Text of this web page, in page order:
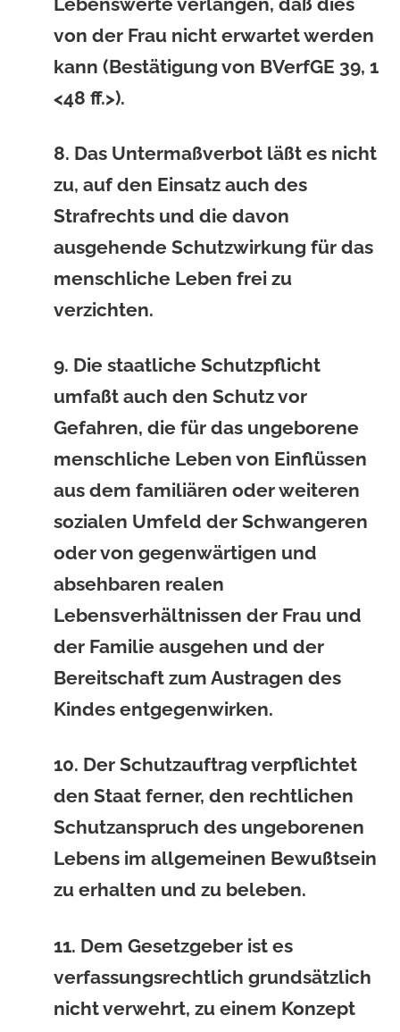
Lebenswerte verlangen, daß dies
von der Frau nicht erwartet werden
kann (Bestätigung von BVerfGE 39, 1
<48 ff.>).
8. Das Untermaßverbot läßt es nicht
zu, auf den Einsatz auch des
Strafrechts und die davon
ausgehende Schutzwirkung für das
menschliche Leben frei zu
verzichten.
9. Die staatliche Schutzpflicht
umfaßt auch den Schutz vor
Gefahren, die für das ungeborene
menschliche Leben von Einflüssen
aus dem familiären oder weiteren
sozialen Umfeld der Schwangeren
oder von gegenwärtigen und
absehbaren realen
Lebensverhältnissen der Frau und
der Familie ausgehen und der
Bereitschaft zum Austragen des
Kindes entgegenwirken.
10. Der Schutzauftrag verpflichtet
den Staat ferner, den rechtlichen
Schutzanspruch des ungeborenen
Lebens im allgemeinen Bewußtsein
zu erhalten und zu beleben.
11. Dem Gesetzgeber ist es
verfassungsrechtlich grundsätzlich
nicht verwehrt, zu einem Konzept